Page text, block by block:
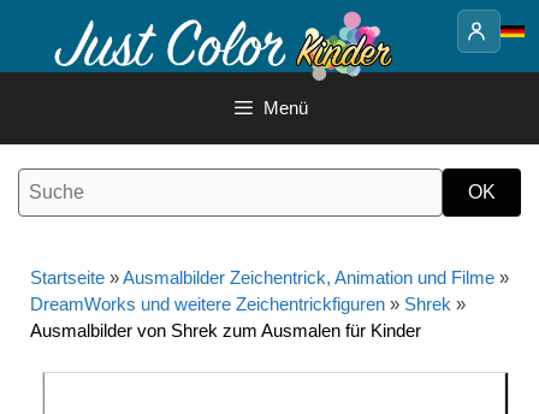
Inhalt
Menü
Startseite »Ausmalbilder Zeichentrick, Animation und Filme »
DreamWorks und weitere Zeichentrickfiguren » Shrek »
Ausmalbilder von Shrek zum Ausmalen für Kinder